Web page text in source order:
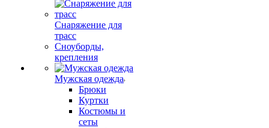
Снаряжение для
трасс
Сноуборды,
крепления
Мужская одежда
Брюки
Куртки
Костюмы и
сеты